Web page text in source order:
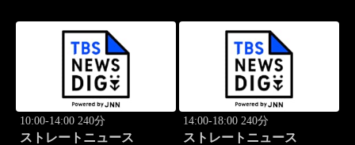
10:00-14:00 240分
ストレートニュース
14:00-18:00 240分
ストレートニュース